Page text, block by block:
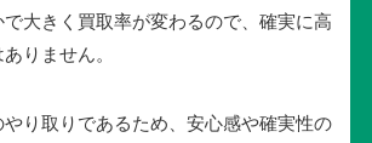
大きく買取率が変わるので、確実に高
りません。
やり取りであるため、安心感や確実性の